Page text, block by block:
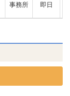
事務所 即日